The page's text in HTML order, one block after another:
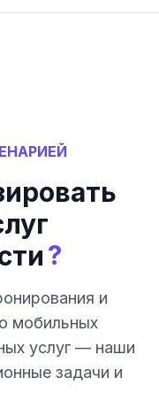
?
и
мобильных
услуг — наши
задачи и